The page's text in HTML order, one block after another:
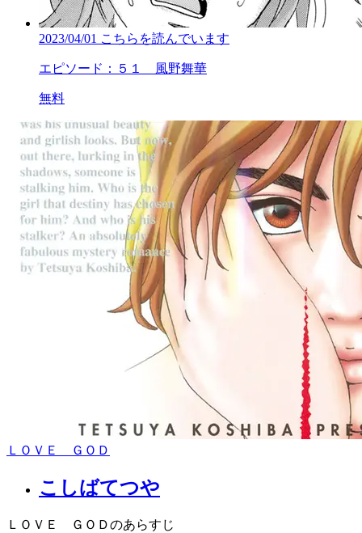
2023/04/01 こちらを読んでいます
エピソード：５１ 風野舞華
無料
ＬＯＶＥ ＧＯＤ
こしばてつや
ＬＯＶＥ ＧＯＤのあらすじ